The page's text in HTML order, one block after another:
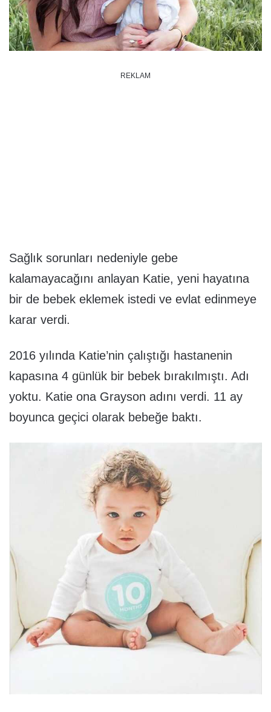
REKLAM
Sağlık sorunları nedeniyle gebe
kalamayacağını anlayan Katie, yeni hayatına
bir de bebek eklemek istedi ve evlat edinmeye
karar verdi.
2016 yılında Katie’nin çalıştığı hastanenin
kapasına 4 günlük bir bebek bırakılmıştı. Adı
yoktu. Katie ona Grayson adını verdi. 11 ay
boyunca geçici olarak bebeğe baktı.